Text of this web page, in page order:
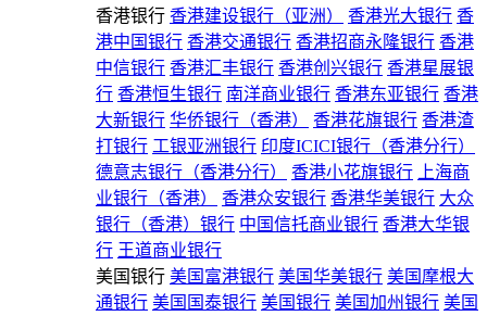
香港银行 香港建设银行（亚洲） 香港光大银行 香
港中国银行 香港交通银行 香港招商永隆银行 香港
中信银行 香港汇丰银行 香港创兴银行 香港星展银
行 香港恒生银行 南洋商业银行 香港东亚银行 香港
大新银行 华侨银行（香港） 香港花旗银行 香港渣
打银行 工银亚洲银行 印度ICICI银行（香港分行）
德意志银行（香港分行）
香港小花旗银行
上海商
业银行（香港）
香港众安银行 香港华美银行 大众
银行（香港）银行 中国信托商业银行 香港大华银
行 王道商业银行
美国银行 美国富港银行 美国华美银行 美国摩根大
通银行 美国国泰银行 美国银行 美国加州银行 美国